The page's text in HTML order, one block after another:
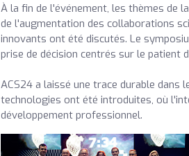
À la fin de l'événement, les thèmes de
de l'augmentation des collaborations
innovants ont été discutés. Le
prise de décision centrés sur le patient
ACS24 a laissé une trace durable
technologies ont été introduites, où
développement professionnel.